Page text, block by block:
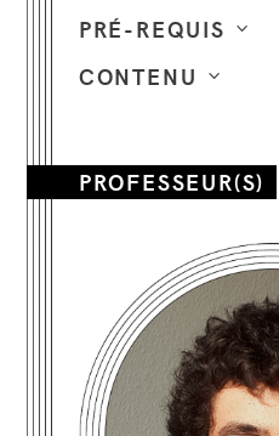
PRÉ-REQUIS
CONTENU
PROFESSEUR(S)